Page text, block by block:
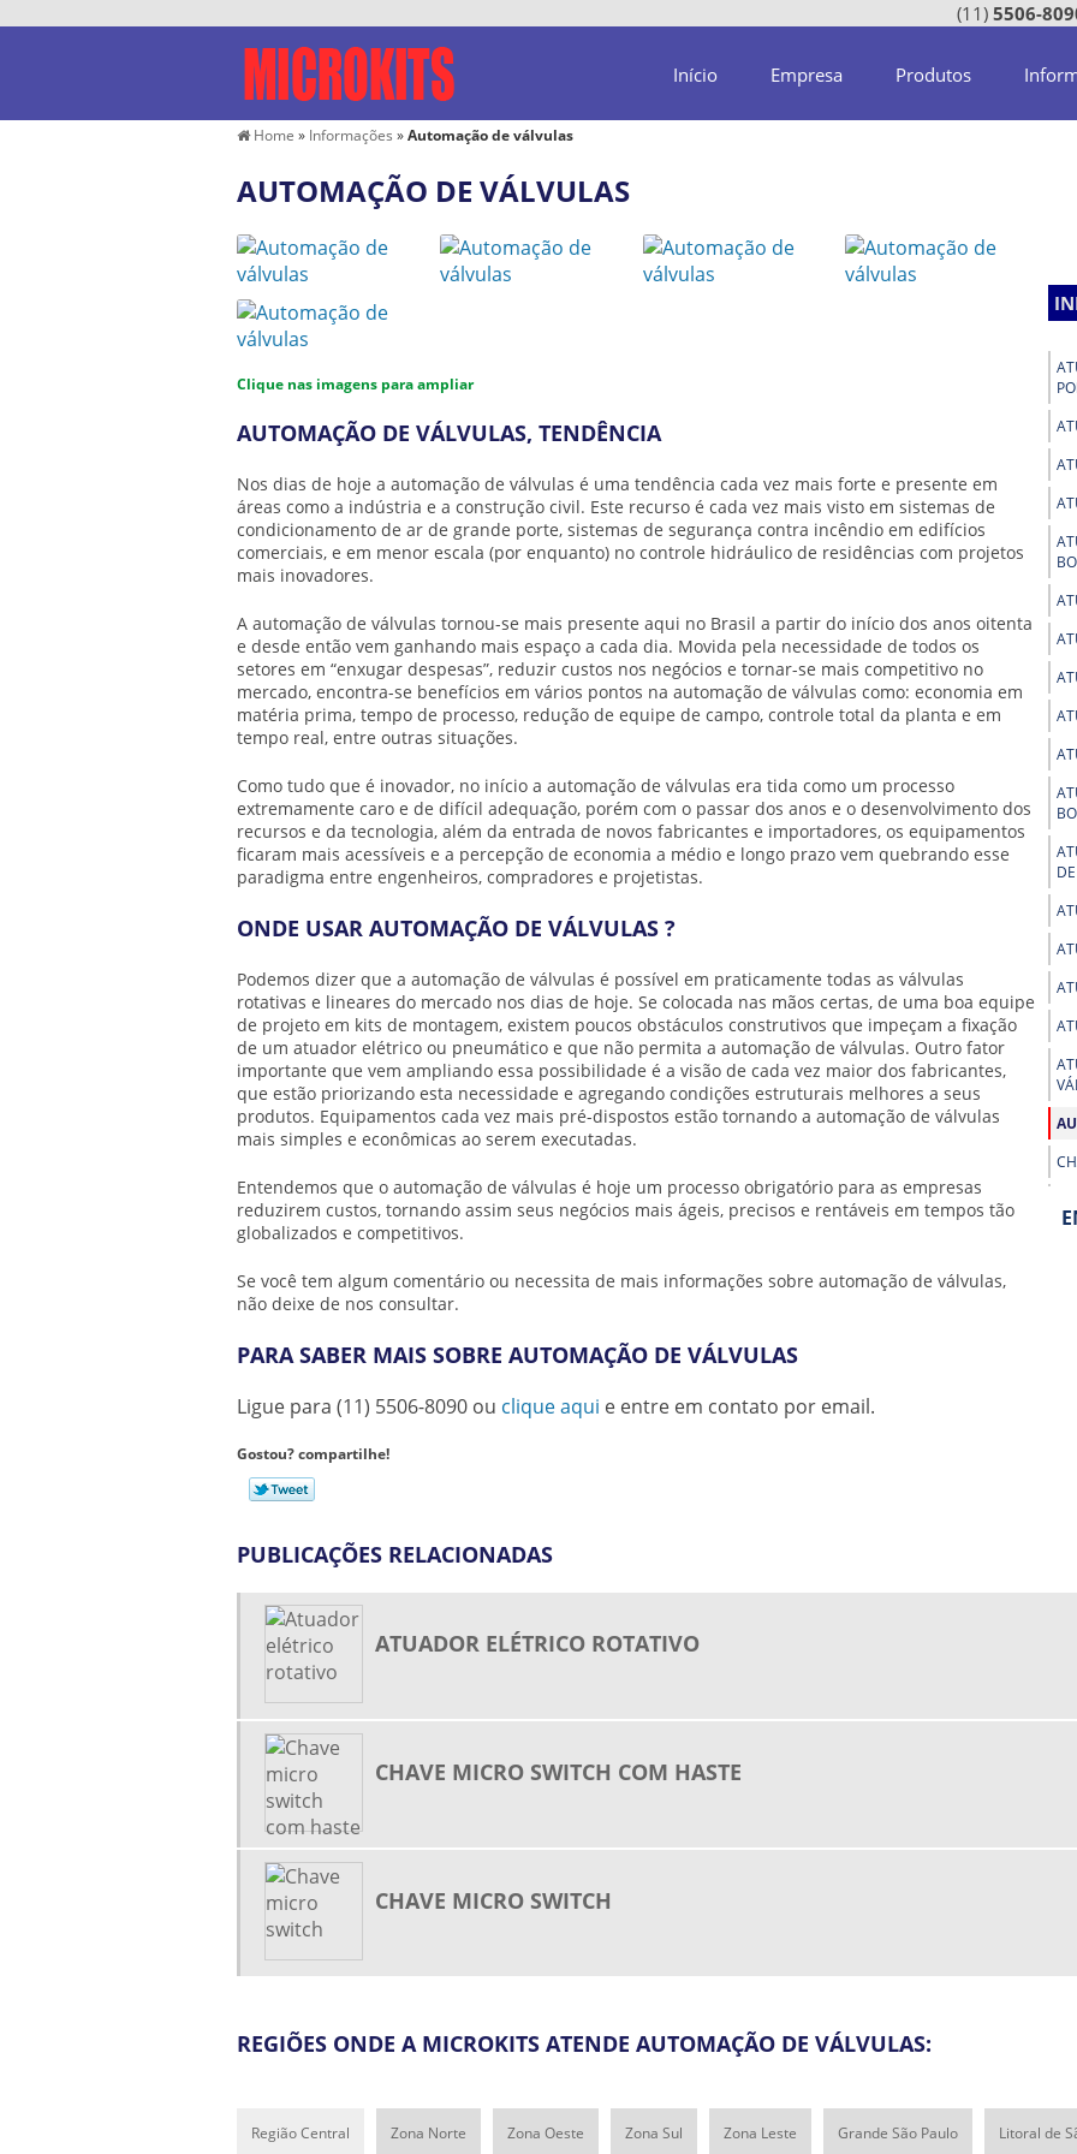
(11) 5506-
Início Empresa Produtos
Home » Informações »Automação de válvulas
AUTOMAÇÃO DE VÁLVULAS
Clique nas imagens para ampliar
AUTOMAÇÃO DE VÁLVULAS, TENDÊNCIA
Nos dias de hoje a automação de válvulas é uma tendência cada vez mais forte e presente em
áreas como a indústria e a construção civil. Este recurso é cada vez mais visto em sistemas de
condicionamento de ar de grande porte, sistemas de segurança contra incêndio em edifícios
comerciais, e em menor escala (por enquanto) no controle hidráulico de residências com projetos
mais inovadores.
A automação de válvulas tornou-se mais presente aqui no Brasil a partir do início dos anos oitenta
e desde então vem ganhando mais espaço a cada dia. Movida pela necessidade de todos os
setores em “enxugar despesas”, reduzir custos nos negócios e tornar-se mais competitivo no
mercado, encontra-se benefícios em vários pontos na automação de válvulas como: economia em
matéria prima, tempo de processo, redução de equipe de campo, controle total da planta e em
tempo real, entre outras situações.
Como tudo que é inovador, no início a automação de válvulas era tida como um processo
extremamente caro e de difícil adequação, porém com o passar dos anos e o desenvolvimento dos
recursos e da tecnologia, além da entrada de novos fabricantes e importadores, os equipamentos
ficaram mais acessíveis e a percepção de economia a médio e longo prazo vem quebrando esse
paradigma entre engenheiros, compradores e projetistas.
ONDE USAR AUTOMAÇÃO DE VÁLVULAS ?
Podemos dizer que a automação de válvulas é possível em praticamente todas as válvulas
rotativas e lineares do mercado nos dias de hoje. Se colocada nas mãos certas, de uma boa equipe
de projeto em kits de montagem, existem poucos obstáculos construtivos que impeçam a fixação
de um atuador elétrico ou pneumático e que não permita a automação de válvulas. Outro fator
importante que vem ampliando essa possibilidade é a visão de cada vez maior dos fabricantes,
que estão priorizando esta necessidade e agregando condições estruturais melhores a seus
produtos. Equipamentos cada vez mais pré-dispostos estão tornando a automação de válvulas
mais simples e econômicas ao serem executadas.
Entendemos que o automação de válvulas é hoje um processo obrigatório para as empresas
reduzirem custos, tornando assim seus negócios mais ágeis, precisos e rentáveis em tempos tão
globalizados e competitivos.
Se você tem algum comentário ou necessita de mais informações sobre automação de válvulas,
não deixe de nos consultar.
PARA SABER MAIS SOBRE AUTOMAÇÃO DE VÁLVULAS
Ligue para (11) 5506-8090 ou clique aqui e entre em contato por email.
Gostou? compartilhe!
PUBLICAÇÕES RELACIONADAS
ATUADOR ELÉTRICO ROTATIVO
CHAVE MICRO SWITCH COM HASTE
CHAVE MICRO SWITCH
REGIÕES ONDE A MICROKITS ATENDE AUTOMAÇÃO DE VÁLVULAS:
Região Central Zona Norte Zona Oeste Zona Sul Zona Leste Grande São Paulo Litoral de